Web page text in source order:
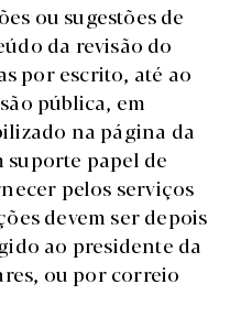
ou sugestões de
da revisão do
por escrito, até ao
pública, em
na página da
papel de
pelos serviços
devem ser depois
ao presidente da
ou por correio